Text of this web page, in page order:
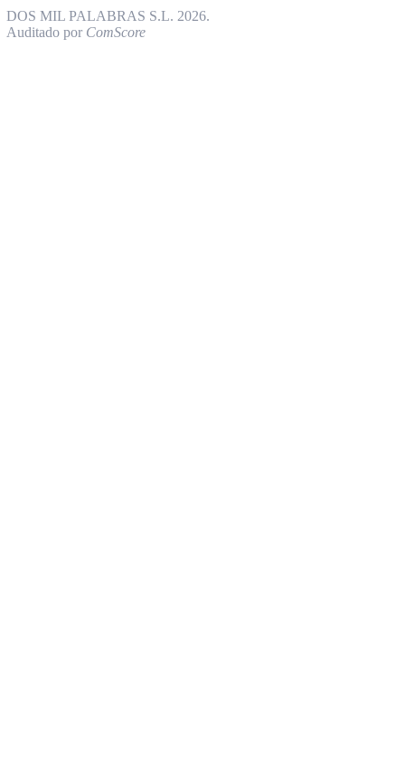
DOS MIL PALABRAS S.L. 2026.
Auditado por ComScore